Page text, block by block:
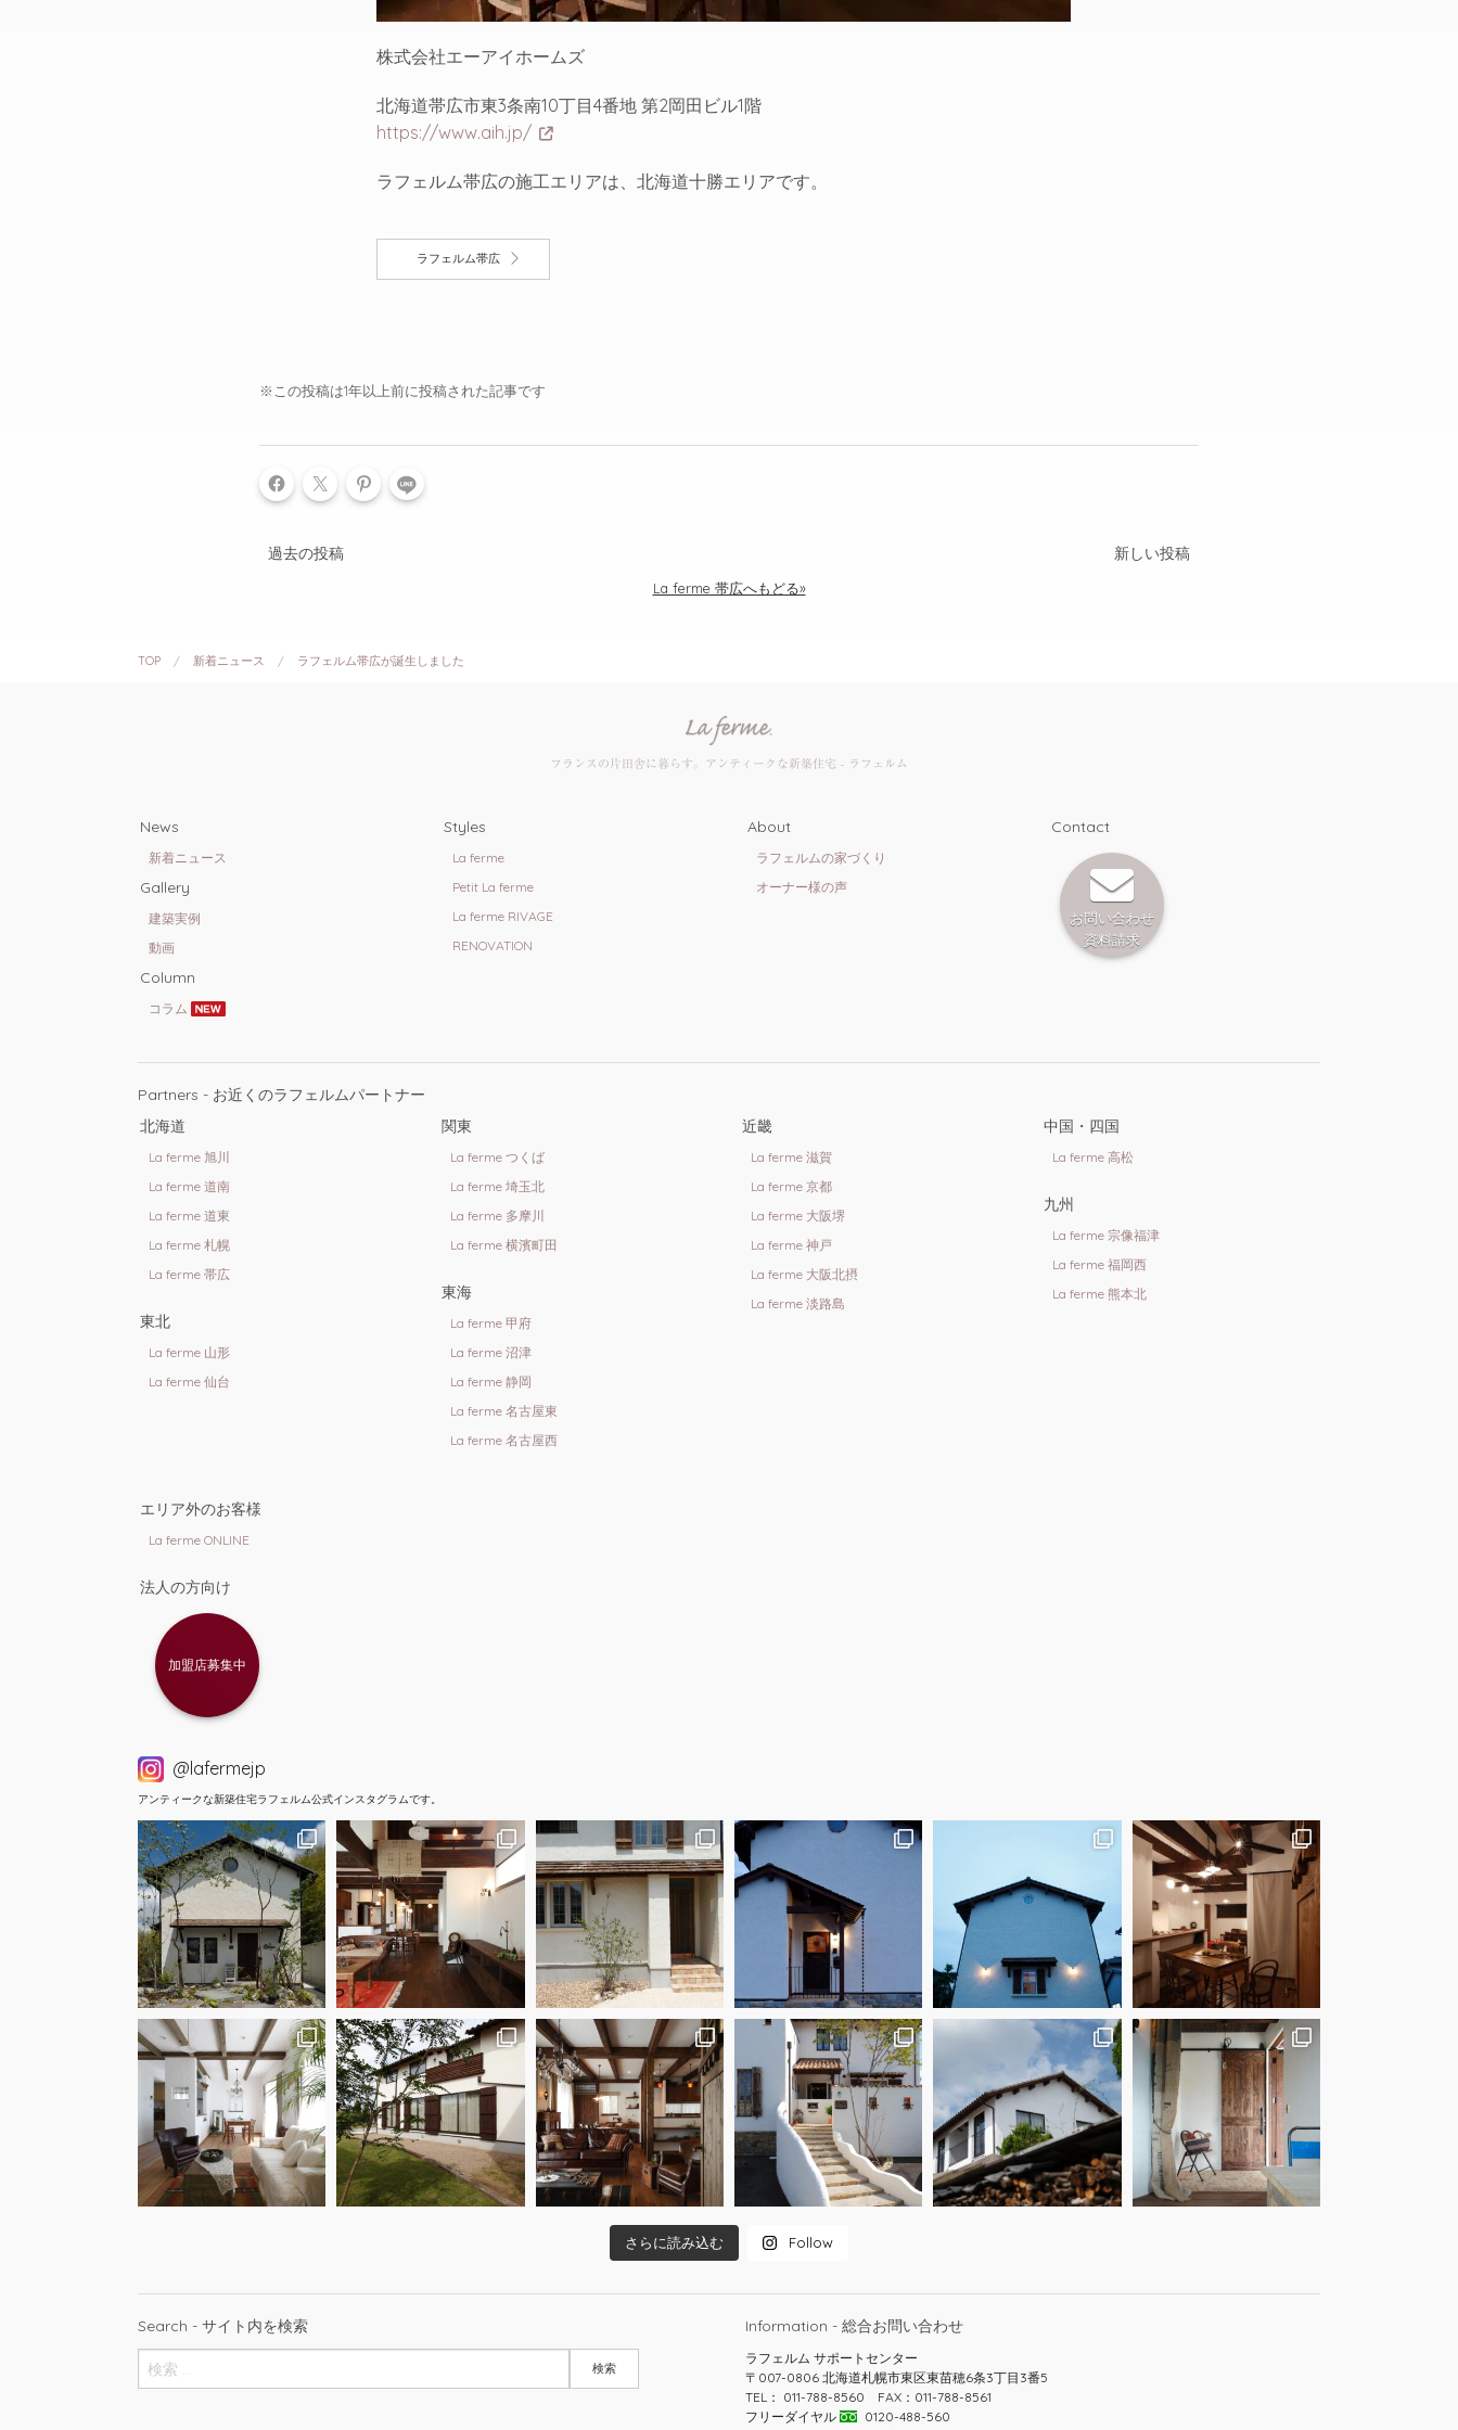
株式会社エーアイホームズ
北海道帯広市東3条南10丁目4番地 第2岡田ビル1階
https://www.aih.jp/
ラフェルム帯広の施工エリアは、北海道十勝エリアです。
ラフェルム帯広
※この投稿は1年以上前に投稿された記事です
LINE
過去の投稿 新しい投稿
La ferme 帯広へもどる»
TOP 新着ニュース ラフェルム帯広が誕生しました
フランスの片田舎に暮らす。 アンティークな新築住宅 - ラフェルム
News
新着ニュース
Gallery
建築実例
動画
Column
コラム
Styles
La ferme
Petit La ferme
La ferme RIVAGE
RENOVATION
About
ラフェルムの家づくり
オーナー様の声
Contact
お問い合わせ
資料請求
Partners - お近くのラフェルムパートナー
北海道
La ferme 旭川
La ferme 道南
La ferme 道東
La ferme 札幌
La ferme 帯広
東北
La ferme 山形
La ferme 仙台
関東
La ferme つくば
La ferme 埼玉北
La ferme 多摩川
La ferme 横濱町田
東海
La ferme 甲府
La ferme 沼津
La ferme 静岡
La ferme 名古屋東
La ferme 名古屋西
近畿
La ferme 滋賀
La ferme 京都
La ferme 大阪堺
La ferme 神戸
La ferme 大阪北摂
La ferme 淡路島
中国・四国
La ferme 高松
九州
La ferme 宗像福津
La ferme 福岡西
La ferme 熊本北
エリア外のお客様
La ferme ONLINE
法人の方向け
加盟店募集中
@lafermejp
アンティークな新築住宅ラフェルム公式インスタグラムです。
さらに読み込む Follow
Search - サイト内を検索 Information - 総合お問い合わせ
ラフェルム サポートセンター
〒007-0806 北海道札幌市東区東苗穂6条3丁目3番5
TEL： 011-788-8560 FAX：011-788-8561
フリーダイヤル
0120-488-560